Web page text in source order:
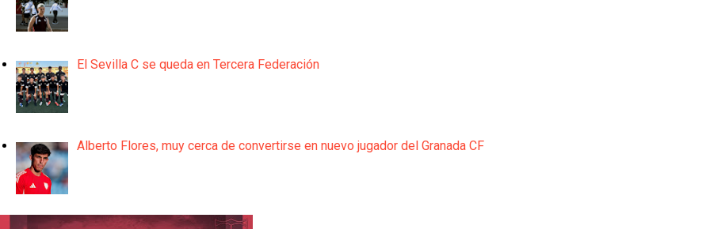
El Sevilla C se queda en Tercera Federación
Alberto Flores, muy cerca de convertirse en nuevo jugador del Granada CF